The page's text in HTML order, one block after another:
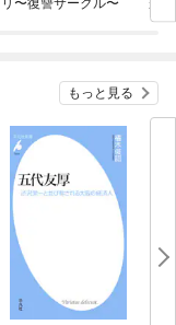
リ〜復讐サークル〜
が
ぎ
もっと見る